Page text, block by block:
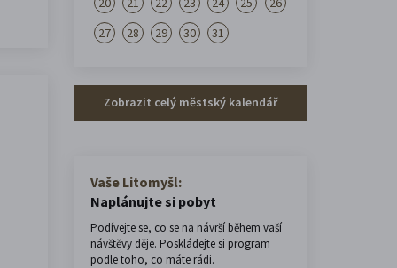
27
28 29 30 31
Zobrazit celý městský kalendář
Vaše Litomyšl:
Naplánujte si pobyt
Podívejte se, co se na návrší během vaší
návštěvy děje. Poskládejte si program
podle toho, co máte rádi.